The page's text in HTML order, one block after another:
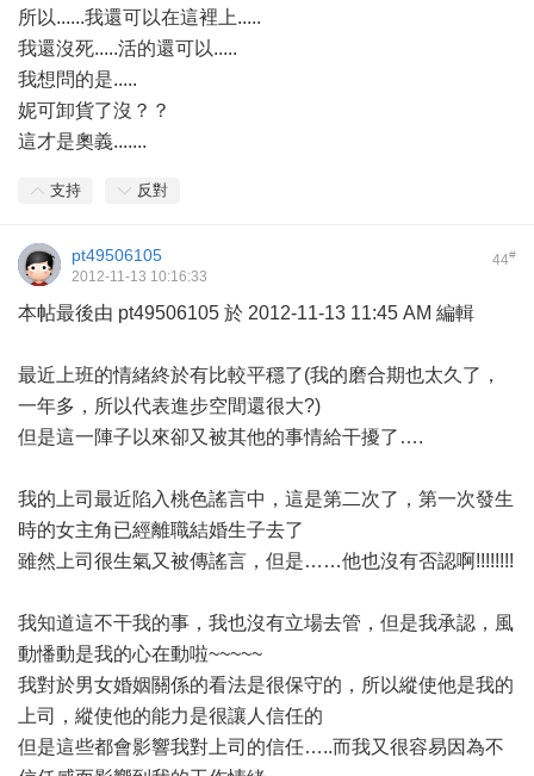
所以......我還可以在這裡上.....
我還沒死.....活的還可以.....
我想問的是.....
妮可卸貨了沒？？
這才是奧義.......
支持 反對
44#
pt49506105
2012-11-13 10:16:33
本帖最後由 pt49506105 於 2012-11-13 11:45 AM 編輯
最近上班的情緒終於有比較平穩了(我的磨合期也太久了，
一年多，所以代表進步空間還很大?)
但是這一陣子以來卻又被其他的事情給干擾了….
我的上司最近陷入桃色謠言中，這是第二次了，第一次發生
時的女主角已經離職結婚生子去了
雖然上司很生氣又被傳謠言，但是……他也沒有否認啊!!!!!!!!
我知道這不干我的事，我也沒有立場去管，但是我承認，風
動憣動是我的心在動啦~~~~~
我對於男女婚姻關係的看法是很保守的，所以縱使他是我的
上司，縱使他的能力是很讓人信任的
但是這些都會影響我對上司的信任…..而我又很容易因為不